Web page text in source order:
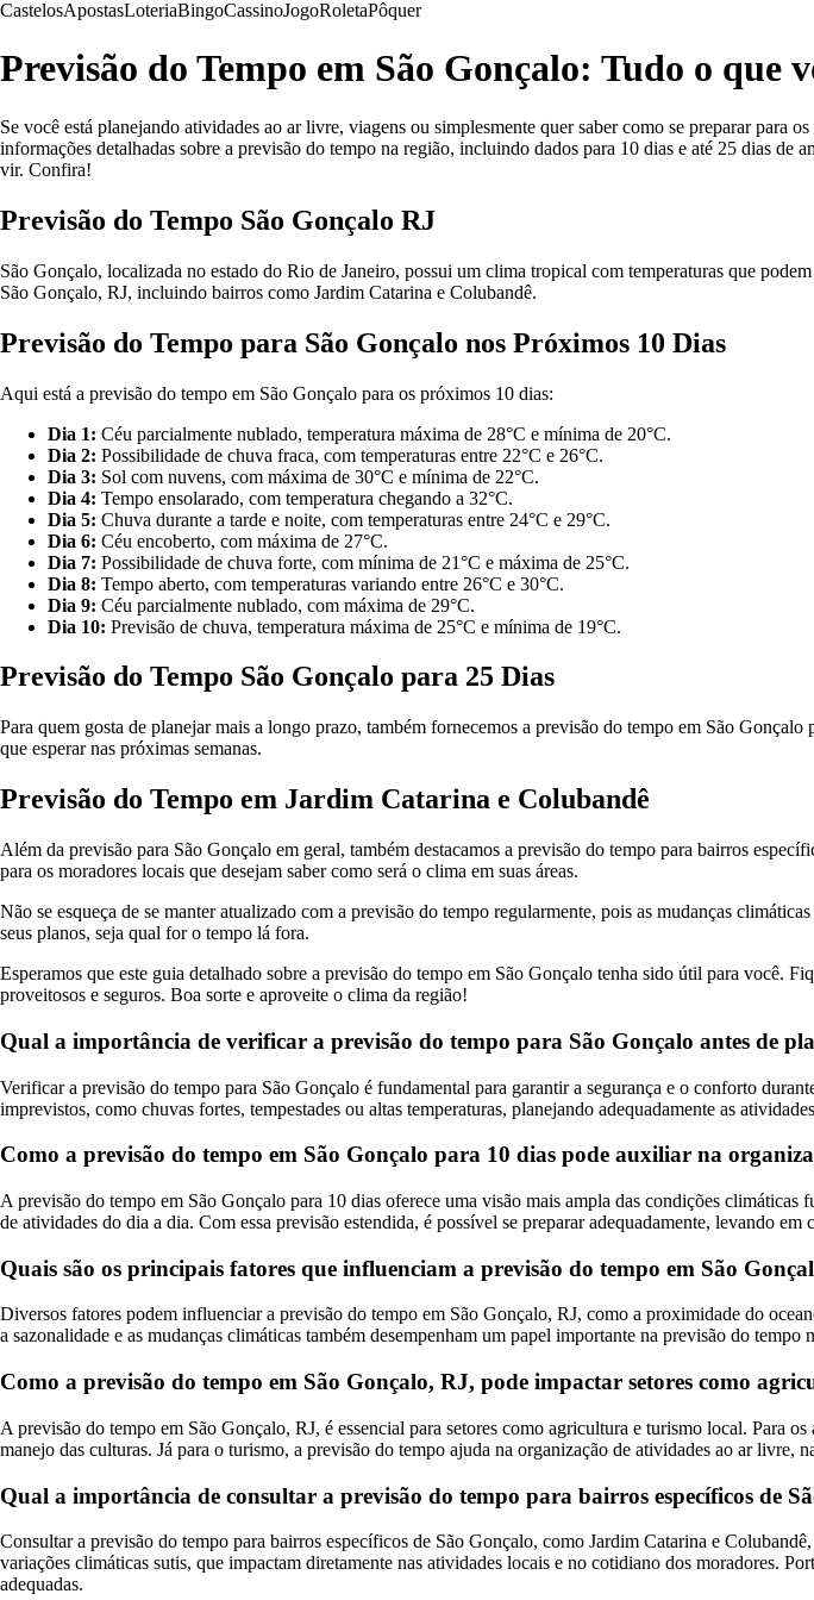
CastelosApostasLoteriaBingoCassinoJogoRoletaPôquer
Previsão do Tempo em São Gonçalo: Tudo o que
Se você está planejando atividades ao ar livre, viagens ou simplesmente quer saber como se preparar
informações detalhadas sobre a previsão do tempo na região, incluindo dados para 10 dias e até 25 dias
vir. Confira!
Previsão do Tempo São Gonçalo RJ
São Gonçalo, localizada no estado do Rio de Janeiro, possui um clima tropical com temperaturas que
São Gonçalo, RJ, incluindo bairros como Jardim Catarina e Colubandê.
Previsão do Tempo para São Gonçalo nos Próximos 10 Dias
Aqui está a previsão do tempo em São Gonçalo para os próximos 10 dias:
Dia 1: Céu parcialmente nublado, temperatura máxima de 28°C e mínima de 20°C.
Dia 2: Possibilidade de chuva fraca, com temperaturas entre 22°C e 26°C.
Dia 3: Sol com nuvens, com máxima de 30°C e mínima de 22°C.
Dia 4: Tempo ensolarado, com temperatura chegando a 32°C.
Dia 5: Chuva durante a tarde e noite, com temperaturas entre 24°C e 29°C.
Dia 6: Céu encoberto, com máxima de 27°C.
Dia 7: Possibilidade de chuva forte, com mínima de 21°C e máxima de 25°C.
Dia 8: Tempo aberto, com temperaturas variando entre 26°C e 30°C.
Dia 9: Céu parcialmente nublado, com máxima de 29°C.
Dia 10: Previsão de chuva, temperatura máxima de 25°C e mínima de 19°C.
Previsão do Tempo São Gonçalo para 25 Dias
Para quem gosta de planejar mais a longo prazo, também fornecemos a previsão do tempo em São
que esperar nas próximas semanas.
Previsão do Tempo em Jardim Catarina e Colubandê
Além da previsão para São Gonçalo em geral, também destacamos a previsão do tempo para bairros
para os moradores locais que desejam saber como será o clima em suas áreas.
Não se esqueça de se manter atualizado com a previsão do tempo regularmente, pois as mudanças
seus planos, seja qual for o tempo lá fora.
Esperamos que este guia detalhado sobre a previsão do tempo em São Gonçalo tenha sido útil para você.
proveitosos e seguros. Boa sorte e aproveite o clima da região!
Qual a importância de verificar a previsão do tempo para São Gonçalo antes de
Verificar a previsão do tempo para São Gonçalo é fundamental para garantir a segurança e o conforto
imprevistos, como chuvas fortes, tempestades ou altas temperaturas, planejando adequadamente as
Como a previsão do tempo em São Gonçalo para 10 dias pode auxiliar na
A previsão do tempo em São Gonçalo para 10 dias oferece uma visão mais ampla das condições
de atividades do dia a dia. Com essa previsão estendida, é possível se preparar adequadamente, levando
Quais são os principais fatores que influenciam a previsão do tempo em São
Diversos fatores podem influenciar a previsão do tempo em São Gonçalo, RJ, como a proximidade do
a sazonalidade e as mudanças climáticas também desempenham um papel importante na previsão do tempo
Como a previsão do tempo em São Gonçalo, RJ, pode impactar setores como
A previsão do tempo em São Gonçalo, RJ, é essencial para setores como agricultura e turismo local. Para
manejo das culturas. Já para o turismo, a previsão do tempo ajuda na organização de atividades ao ar livre,
Qual a importância de consultar a previsão do tempo para bairros específicos de
Consultar a previsão do tempo para bairros específicos de São Gonçalo, como Jardim Catarina e
variações climáticas sutis, que impactam diretamente nas atividades locais e no cotidiano dos moradores.
adequadas.